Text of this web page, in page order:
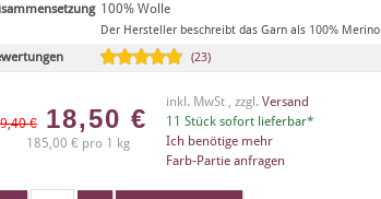
100% Wolle
Der Hersteller beschreibt das Garn als 100% Merino
(23)
€ 18,50 €
185,00 € pro 1 kg
inkl. MwSt , zzgl. Versand
11 Stück sofort lieferbar*
Ich benötige mehr
Farb-Partie anfragen